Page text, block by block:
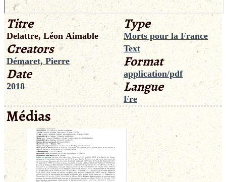
Titre
Delattre, Léon Aimable
Creators
Démaret, Pierre
Date
2018
Type
Morts pour la France
Text
Format
application/pdf
Langue
Fre
Médias